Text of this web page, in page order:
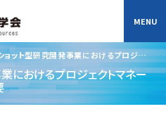
ョット型研究開発事業におけるプロジェ
におけるプロジェクトマネー